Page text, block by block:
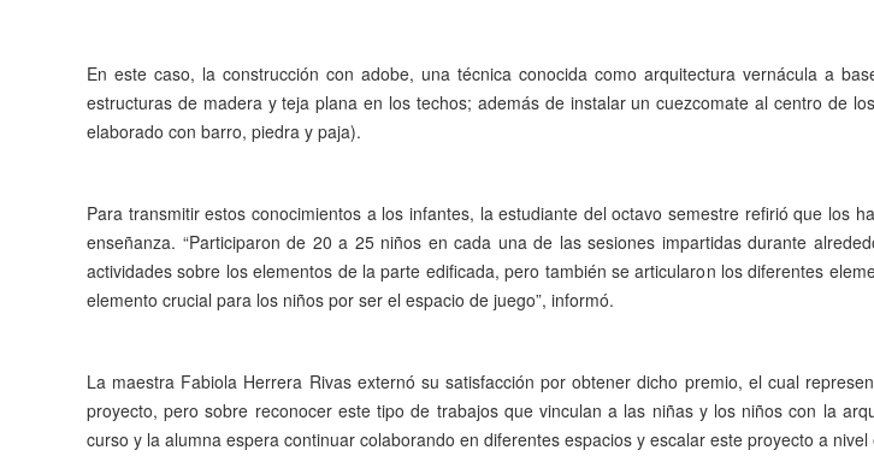
En este caso, la construcción con adobe, una técnica conocida como arquitectura vernácula a
estructuras de madera y teja plana en los techos; además de instalar un cuezcomate al centro de
elaborado con barro, piedra y paja).
Para transmitir estos conocimientos a los infantes, la estudiante del octavo semestre refirió que los
enseñanza. “Participaron de 20 a 25 niños en cada una de las sesiones impartidas durante
actividades sobre los elementos de la parte edificada, pero también se articularon los diferentes
elemento crucial para los niños por ser el espacio de juego”, informó.
La maestra Fabiola Herrera Rivas externó su satisfacción por obtener dicho premio, el cual
proyecto, pero sobre reconocer este tipo de trabajos que vinculan a las niñas y los niños con la
curso y la alumna espera continuar colaborando en diferentes espacios y escalar este proyecto a